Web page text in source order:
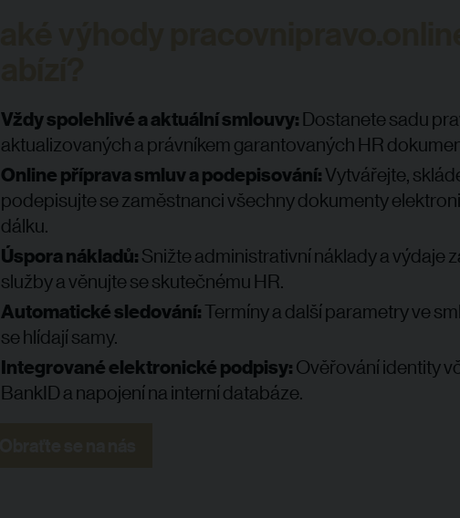
Vždy spolehlivé a aktuální smlouvy: Dostanete sadu
aktualizovaných a právníkem garantovaných HR
Online příprava smluv a podepisování:Vytvářejte,
podepisujte se zaměstnanci všechny dokumenty
dálku.
Úspora nákladů:Snižte administrativní náklady a výdaje
služby a věnujte se skutečnému HR.
Automatické sledování:Termíny a další parametry ve
se hlídají samy.
Integrované elektronické podpisy:Ověřování identity
BankID a napojení na interní databáze.